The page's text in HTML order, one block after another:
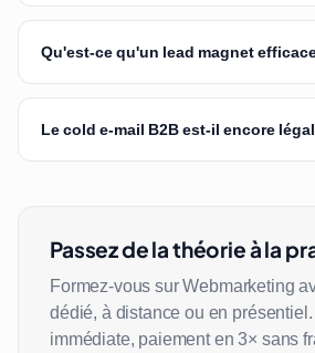
Qu'est-ce qu'un lead magnet
Le cold e-mail B2B est-il encore
Passez de la théorie à la
Formez-vous sur Webmarketing
dédié, à distance ou en
immédiate, paiement en 3× sans